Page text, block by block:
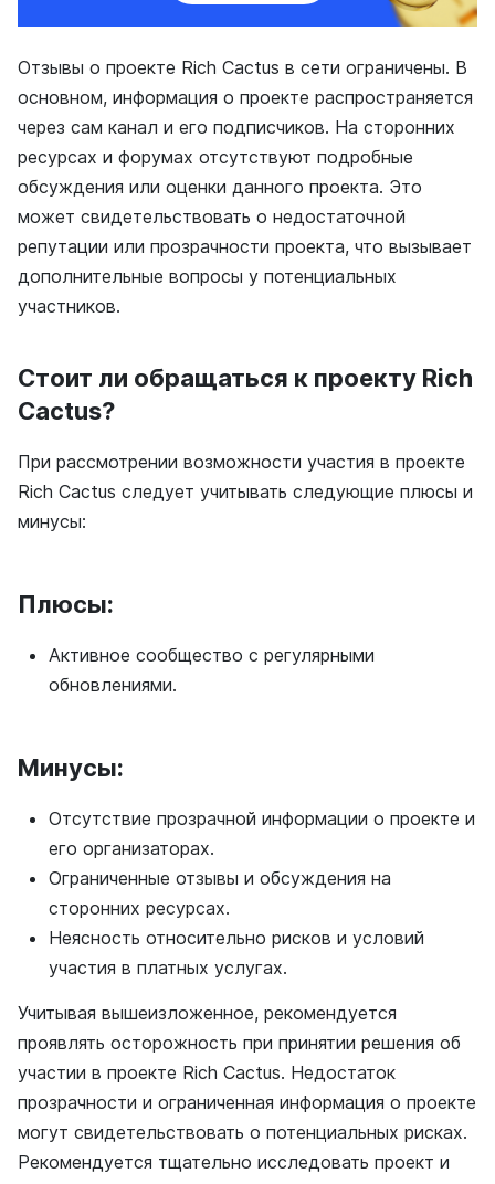
Отзывы о проекте Rich Cactus в сети ограничены. В
основном, информация о проекте распространяется
через сам канал и его подписчиков. На сторонних
ресурсах и форумах отсутствуют подробные
обсуждения или оценки данного проекта. Это
может свидетельствовать о недостаточной
репутации или прозрачности проекта, что вызывает
дополнительные вопросы у потенциальных
участников.
Стоит ли обращаться к проекту Rich
Cactus?
При рассмотрении возможности участия в проекте
Rich Cactus следует учитывать следующие плюсы и
минусы:
Плюсы:
Активное сообщество с регулярными
обновлениями.
Минусы:
Отсутствие прозрачной информации о проекте и
его организаторах.
Ограниченные отзывы и обсуждения на
сторонних ресурсах.
Неясность относительно рисков и условий
участия в платных услугах.
Учитывая вышеизложенное, рекомендуется
проявлять осторожность при принятии решения об
участии в проекте Rich Cactus. Недостаток
прозрачности и ограниченная информация о проекте
могут свидетельствовать о потенциальных рисках.
Рекомендуется тщательно исследовать проект и